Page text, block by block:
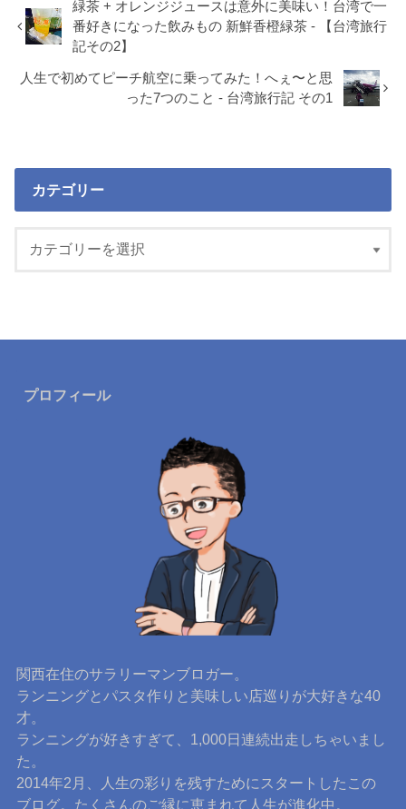
緑茶 + オレンジジュースは意外に美味い！台湾で一
番好きになった飲みもの 新鮮香橙緑茶 - 【台湾旅行
記その2】
人生で初めてピーチ航空に乗ってみた！へぇ〜と思
った7つのこと - 台湾旅行記 その1
カテゴリー
プロフィール
関西在住のサラリーマンブロガー。
ランニングとパスタ作りと美味しい店巡りが大好きな40
才。
ランニングが好きすぎて、1,000日連続出走しちゃいまし
た。
2014年2月、人生の彩りを残すためにスタートしたこの
ブログ。たくさんのご縁に恵まれて人生が進化中。